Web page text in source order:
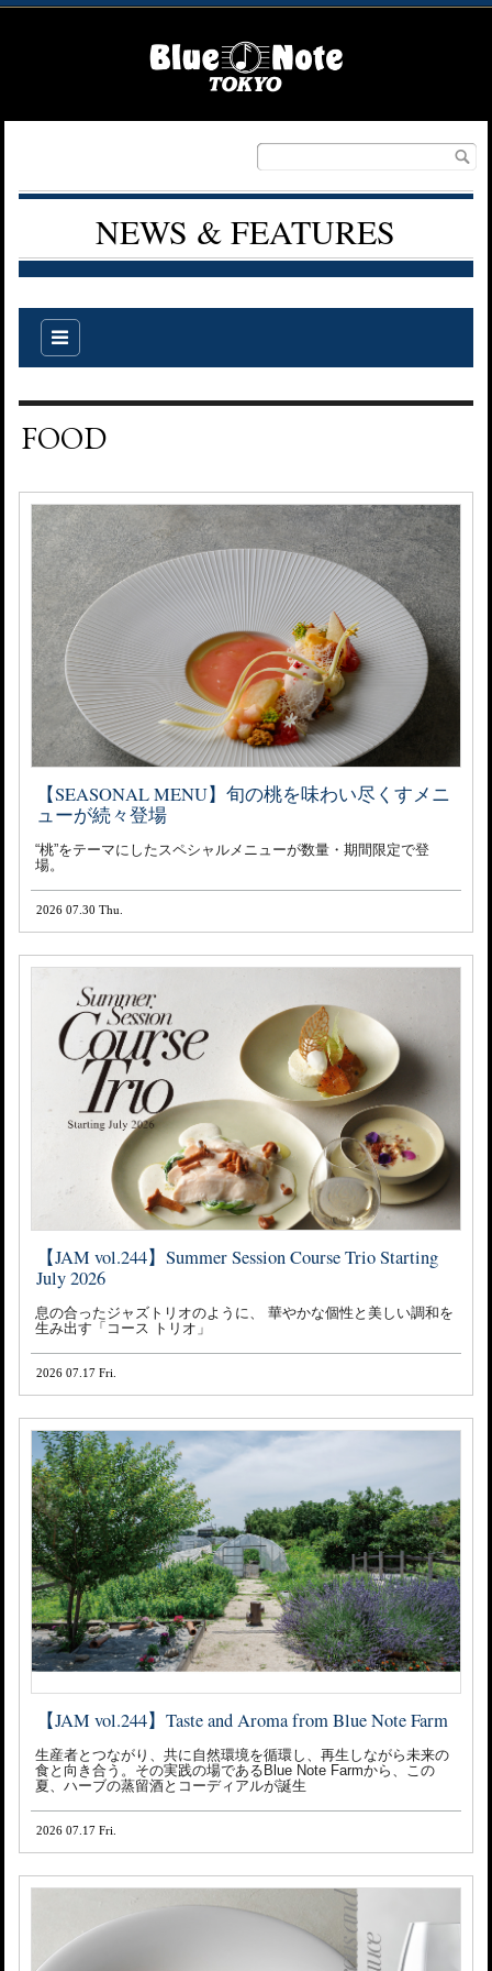
NEWS & FEATURES
FOOD
【SEASONAL MENU】旬の桃を味わい尽くすメニ
ューが続々登場
“桃”をテーマにしたスペシャルメニューが数量・期間限定で登
場。
2026 07.30 Thu.
【JAM vol.244】Summer Session Course Trio Starting
July 2026
息の合ったジャズトリオのように、 華やかな個性と美しい調和を
生み出す「コース トリオ」
2026 07.17 Fri.
【JAM vol.244】Taste and Aroma from Blue Note Farm
生産者とつながり、共に自然環境を循環し、再生しながら未来の
食と向き合う。その実践の場であるBlue Note Farmから、この
夏、ハーブの蒸留酒とコーディアルが誕生
2026 07.17 Fri.